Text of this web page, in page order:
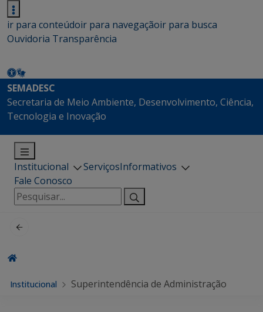
ir para conteúdoir para navegaçãoir para busca
Ouvidoria Transparência
SEMADESC
Secretaria de Meio Ambiente, Desenvolvimento, Ciência,
Tecnologia e Inovação
Institucional ServiçosInformativos
Fale Conosco
Pesquisar
por:
Institucional Superintendência de Administração